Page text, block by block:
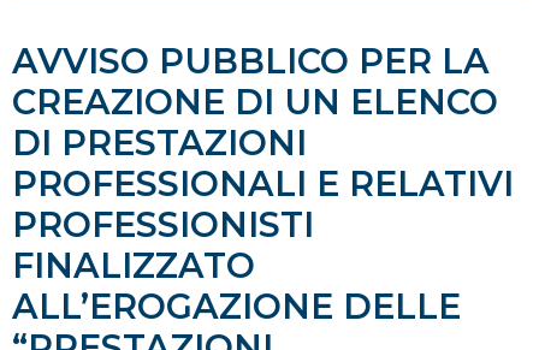
AVVISO PUBBLICO PER LA
CREAZIONE DI UN ELENCO
DI PRESTAZIONI
PROFESSIONALI E RELATIVI
PROFESSIONISTI
FINALIZZATO
ALL’EROGAZIONE DELLE